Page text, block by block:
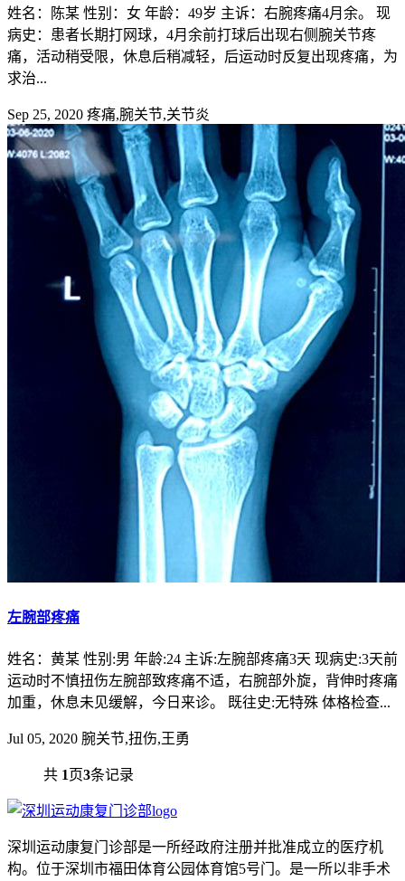
姓名：陈某 性别：女 年龄：49岁 主诉：右腕疼痛4月余。 现
病史：患者长期打网球，4月余前打球后出现右侧腕关节疼
痛，活动稍受限，休息后稍减轻，后运动时反复出现疼痛，为
求治...
Sep 25, 2020 疼痛,腕关节,关节炎
左腕部疼痛
姓名：黄某 性别:男 年龄:24 主诉:左腕部疼痛3天 现病史:3天前
运动时不慎扭伤左腕部致疼痛不适，右腕部外旋，背伸时疼痛
加重，休息未见缓解，今日来诊。 既往史:无特殊 体格检查...
Jul 05, 2020 腕关节,扭伤,王勇
共 1页3条记录
深圳运动康复门诊部是一所经政府注册并批准成立的医疗机
构。位于深圳市福田体育公园体育馆5号门。是一所以非手术